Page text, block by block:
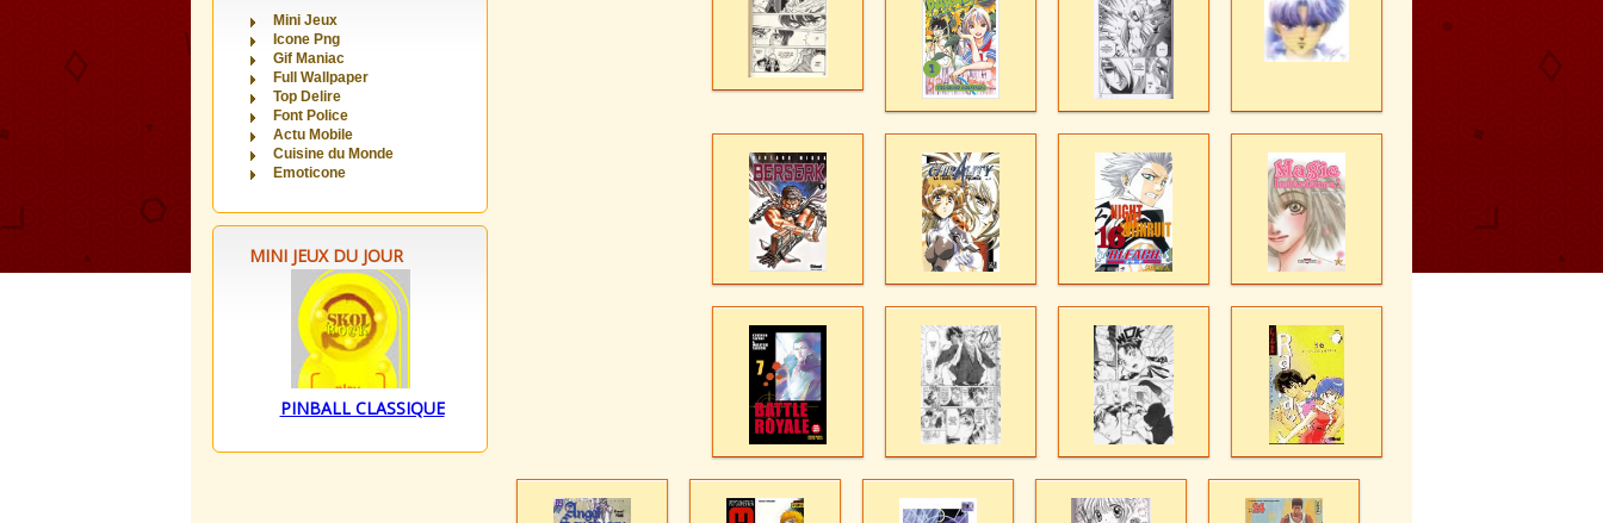
Mini Jeux
Icone Png
Gif Maniac
Full Wallpaper
Top Delire
Font Police
Actu Mobile
Cuisine du Monde
Emoticone
MINI JEUX DU JOUR
PINBALL CLASSIQUE